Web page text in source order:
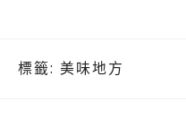
標籤: 美味地方